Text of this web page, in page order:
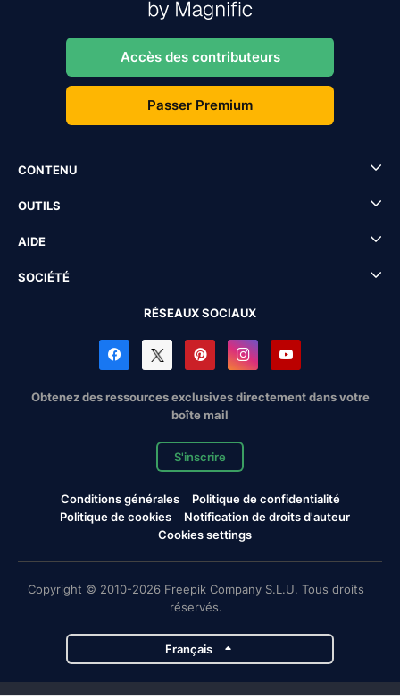
Accès des contributeurs
Passer Premium
CONTENU
OUTILS
AIDE
SOCIÉTÉ
RÉSEAUX SOCIAUX
Obtenez des ressources exclusives directement dans votre
boîte mail
S'inscrire
Conditions générales
Politique de confidentialité
Politique de cookies
Notification de droits d'auteur
Cookies settings
Copyright © 2010-2026 Freepik Company S.L.U. Tous droits
réservés.
Français